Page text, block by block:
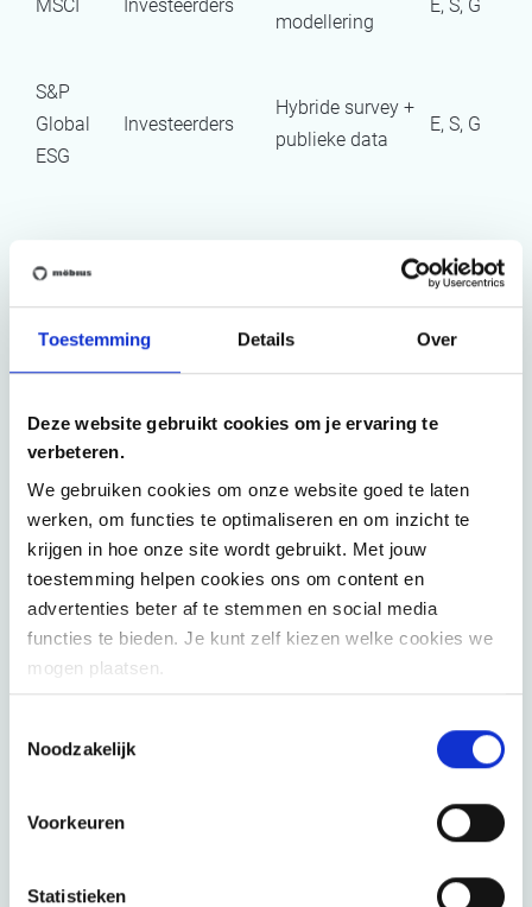
Toestemming Details Over
Deze website gebruikt cookies om je ervaring te
verbeteren.
We gebruiken cookies om onze website goed te laten
werken, om functies te optimaliseren en om inzicht te
krijgen in hoe onze site wordt gebruikt. Met jouw
toestemming helpen cookies ons om content en
advertenties beter af te stemmen en social media
functies te bieden. Je kunt zelf kiezen welke cookies we
mogen plaatsen.
Noodzakelijk
Voorkeuren
Statistieken
MSCI Investeerders
modellering
E, S, G
S&P
Global
ESG
Investeerders
Hybride survey +
publieke data
E, S, G
ESG-ratings versus ESG-prestaties
ESG-ratings weerspiegelen niet altijd de werkelijke
duurzaamheidsprestaties.
aankoopbeslissingen, worden ze vaak beïnvloed door:
De volledigheid van rapportering
De formalisering van beleid
De kwaliteit van rapportering
Daardoor ontstaat er een kloof tussen ESG-rapportering
Hoe bedrijven strategisch
verbeteren
Bedrijven die hun ESG-ratings willen verbeteren, doen